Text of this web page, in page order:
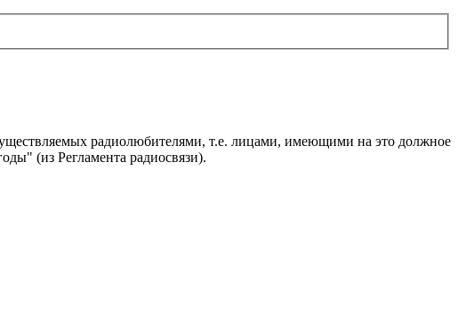
радиолюбителями, т.е. лицами, имеющими на это должное
(из Регламента радиосвязи).